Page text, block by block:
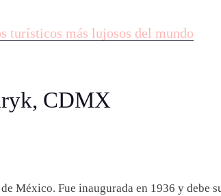
turísticos más lujosos del mundo
CDMX
de México. Fue inaugurada en 1936 y debe